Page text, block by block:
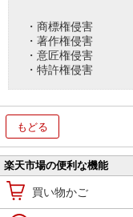
・商標権侵害
・著作権侵害
・意匠権侵害
・特許権侵害
もどる
楽天市場の便利な機能
買い物かご